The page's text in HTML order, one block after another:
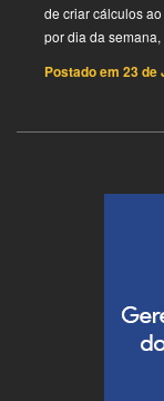
de criar cálculos
por dia da
Postado em 23 de